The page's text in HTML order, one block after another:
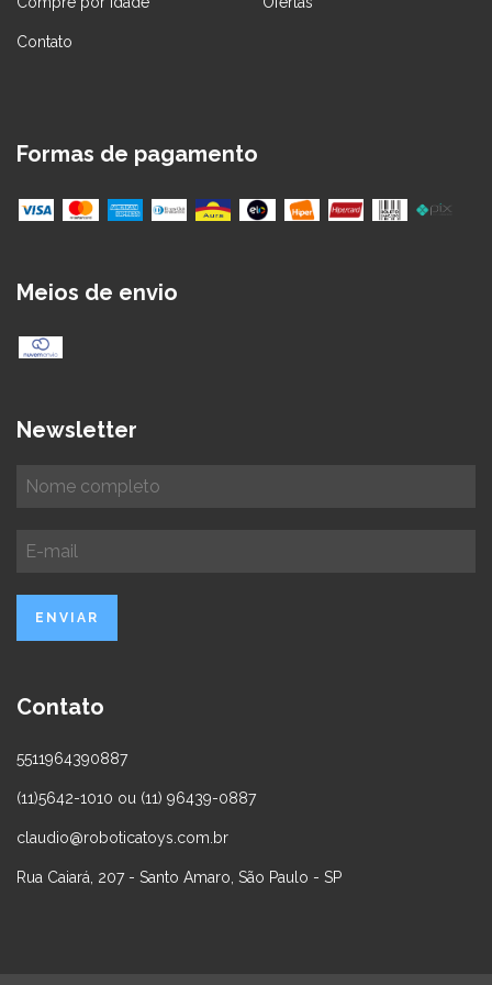
Contato
Formas de pagamento
Meios de envio
Newsletter
Contato
5511964390887
(11)5642-1010 ou (11) 96439-0887
claudio@roboticatoys.com.br
Rua Caiará, 207 - Santo Amaro, São Paulo - SP